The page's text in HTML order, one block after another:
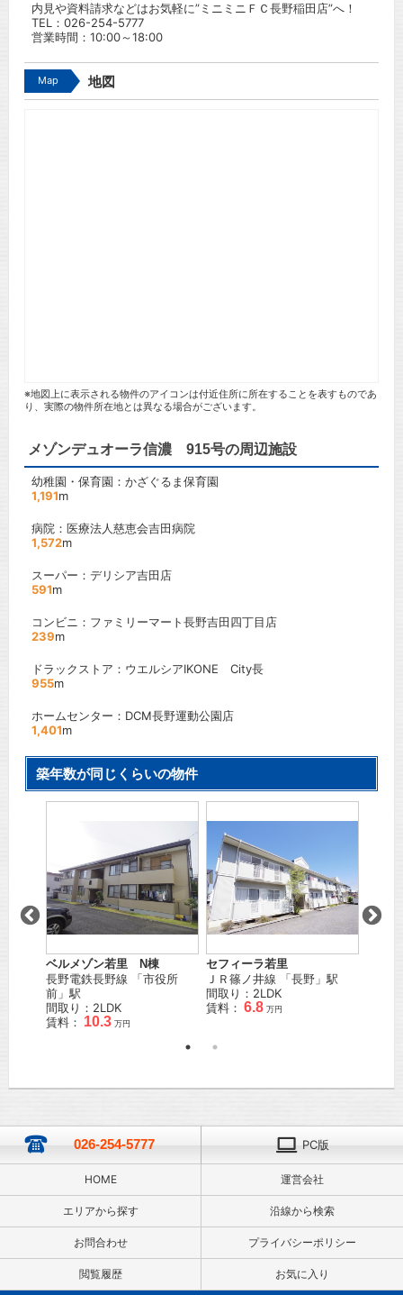
内見や資料請求などはお気軽に”ミニミニＦＣ長野稲田店”へ！
TEL： 026-254-5777
営業時間：10:00～18:00
Map 地図
※地図上に表示される物件のアイコンは付近住所に所在することを表すものであ
り、実際の物件所在地とは異なる場合がございます。
メゾンデュオーラ信濃 915号の周辺施設
幼稚園・保育園：かざぐるま保育園
1,191m
病院：医療法人慈恵会吉田病院
1,572m
スーパー：デリシア吉田店
591m
コンビニ：ファミリーマート長野吉田四丁目店
239m
ドラックストア：ウエルシアIKONE City長
955m
ホームセンター：DCM長野運動公園店
1,401m
築年数が同じくらいの物件
ベルメゾン若里 N棟
長野電鉄長野線 「市役所
前 」駅
間取り：2LDK
賃料： 10.3 万円
セフィーラ若里
ＪＲ篠ノ井線 「長野 」駅
間取り：2LDK
賃料： 6.8 万円
026-254-5777 PC版
HOME 運営会社
エリアから探す 沿線から検索
お問合わせ プライバシーポリシー
閲覧履歴 お気に入り